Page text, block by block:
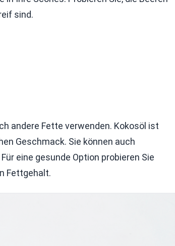
sind.
andere Fette verwenden. Kokosöl ist
Geschmack. Sie können auch
eine gesunde Option probieren Sie
Fettgehalt.